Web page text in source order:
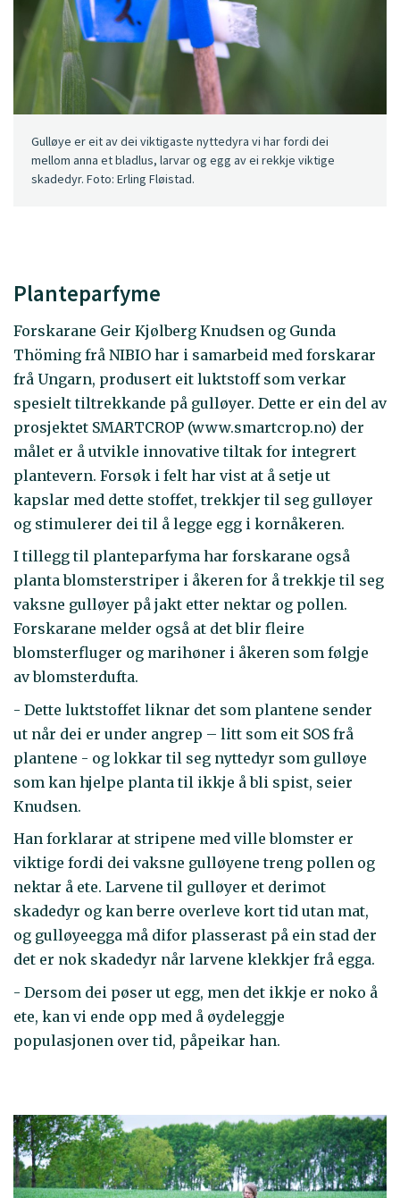
Gulløye er eit av dei viktigaste nyttedyra vi har fordi dei
mellom anna et bladlus, larvar og egg av ei rekkje viktige
skadedyr. Foto: Erling Fløistad.
Planteparfyme
Forskarane Geir Kjølberg Knudsen og Gunda
Thöming frå NIBIO har i samarbeid med forskarar
frå Ungarn, produsert eit luktstoff som verkar
spesielt tiltrekkande på gulløyer. Dette er ein del av
prosjektet SMARTCROP (www.smartcrop.no) der
målet er å utvikle innovative tiltak for integrert
plantevern. Forsøk i felt har vist at å setje ut
kapslar med dette stoffet, trekkjer til seg gulløyer
og stimulerer dei til å legge egg i kornåkeren.
I tillegg til planteparfyma har forskarane også
planta blomsterstriper i åkeren for å trekkje til seg
vaksne gulløyer på jakt etter nektar og pollen.
Forskarane melder også at det blir fleire
blomsterfluger og marihøner i åkeren som følgje
av blomsterdufta.
- Dette luktstoffet liknar det som plantene sender
ut når dei er under angrep – litt som eit SOS frå
plantene - og lokkar til seg nyttedyr som gulløye
som kan hjelpe planta til ikkje å bli spist, seier
Knudsen.
Han forklarar at stripene med ville blomster er
viktige fordi dei vaksne gulløyene treng pollen og
nektar å ete. Larvene til gulløyer et derimot
skadedyr og kan berre overleve kort tid utan mat,
og gulløyeegga må difor plasserast på ein stad der
det er nok skadedyr når larvene klekkjer frå egga.
- Dersom dei pøser ut egg, men det ikkje er noko å
ete, kan vi ende opp med å øydeleggje
populasjonen over tid, påpeikar han.